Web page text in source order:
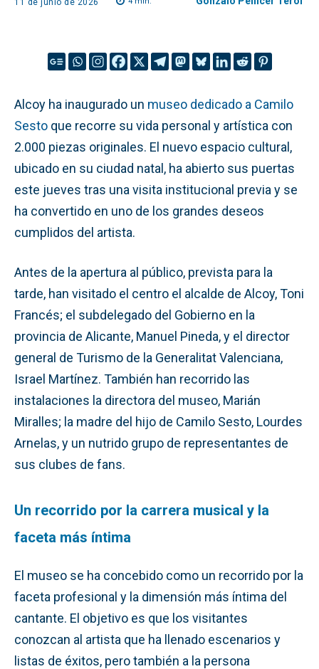
11 de junio de 2026
Alcoy ha inaugurado un museo dedicado a Camilo
Sesto que recorre su vida personal y artística con
2.000 piezas originales. El nuevo espacio cultural,
ubicado en su ciudad natal, ha abierto sus puertas
este jueves tras una visita institucional previa y se
ha convertido en uno de los grandes deseos
cumplidos del artista.
Antes de la apertura al público, prevista para la
tarde, han visitado el centro el alcalde de Alcoy, Toni
Francés; el subdelegado del Gobierno en la
provincia de Alicante, Manuel Pineda, y el director
general de Turismo de la Generalitat Valenciana,
Israel Martínez. También han recorrido las
instalaciones la directora del museo, Marián
Miralles; la madre del hijo de Camilo Sesto, Lourdes
Arnelas, y un nutrido grupo de representantes de
sus clubes de fans.
Un recorrido por la carrera musical y la
faceta más íntima
El museo se ha concebido como un recorrido por la
faceta profesional y la dimensión más íntima del
cantante. El objetivo es que los visitantes
conozcan al artista que ha llenado escenarios y
listas de éxitos, pero también a la persona